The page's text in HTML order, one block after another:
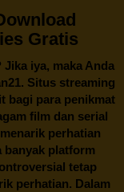
Gratis
iya, maka Anda
. Situs streaming
bagi para penikmat
film dan serial
perhatian
banyak platform
tetap
perhatian. Dalam